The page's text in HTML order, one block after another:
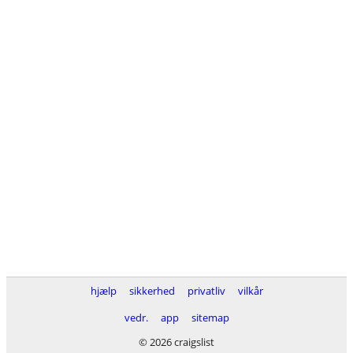
hjælp sikkerhed privatliv
vilkår
vedr.
app
sitemap
© 2026 craigslist